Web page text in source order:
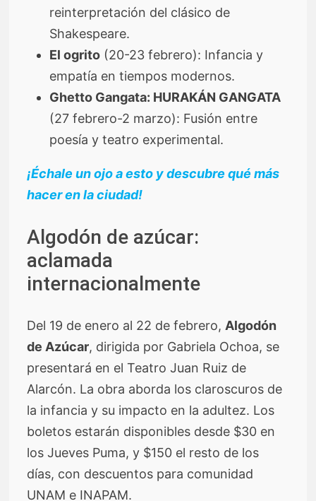
reinterpretación del clásico de
Shakespeare.
El ogrito (20-23 febrero): Infancia y
empatía en tiempos modernos.
Ghetto Gangata: HURAKÁN GANGATA
(27 febrero-2 marzo): Fusión entre
poesía y teatro experimental.
¡Échale un ojo a esto y descubre qué más
hacer en la ciudad!
Algodón de azúcar:
aclamada
internacionalmente
Del 19 de enero al 22 de febrero, Algodón
de Azúcar, dirigida por Gabriela Ochoa, se
presentará en el Teatro Juan Ruiz de
Alarcón. La obra aborda los claroscuros de
la infancia y su impacto en la adultez. Los
boletos estarán disponibles desde $30 en
los Jueves Puma, y $150 el resto de los
días, con descuentos para comunidad
UNAM e INAPAM.